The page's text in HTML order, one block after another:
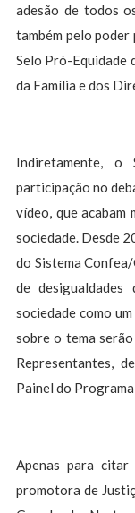
adesão de todos
também pelo
Selo Pró-Equidade
da Família e dos
Indiretamente, o
participação no
vídeo, que
sociedade. Desde
do Sistema
de desigualdades
sociedade como
sobre o tema
Representantes,
Painel do
Apenas para citar
promotora de